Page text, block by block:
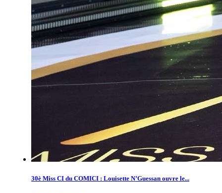
30è Miss CI du COMICI : Louisette N’Guessan ouvre le...